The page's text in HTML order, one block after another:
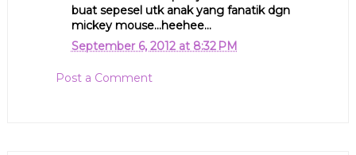
buat sepesel utk anak yang fanatik dgn
mickey mouse...heehee...
September 6, 2012 at 8:32 PM
Post a Comment